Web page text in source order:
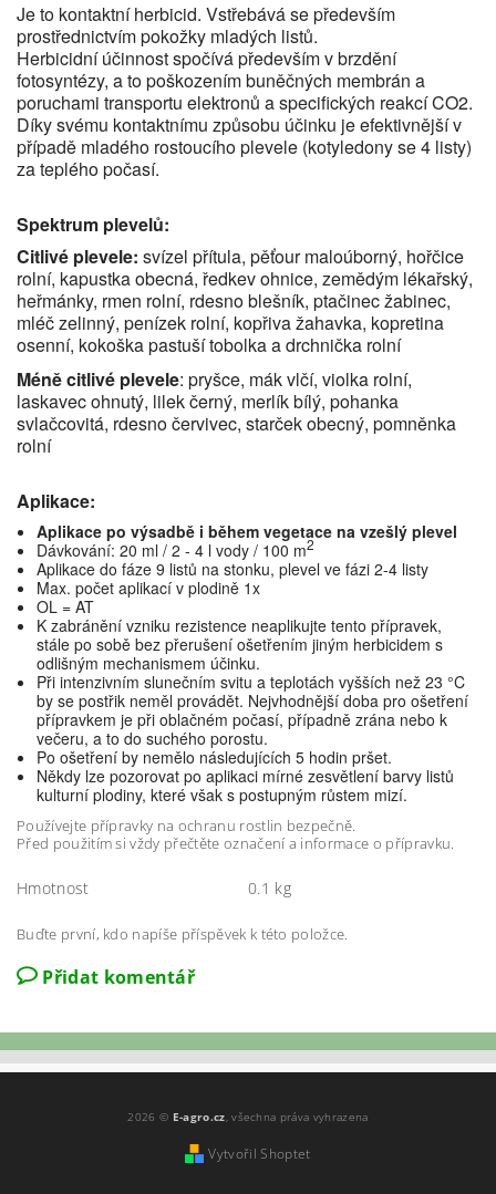
Je to kontaktní herbicid. Vstřebává se především
prostřednictvím pokožky mladých listů.
Herbicidní účinnost spočívá především v brzdění
fotosyntézy, a to poškozením buněčných membrán a
poruchami transportu elektronů a specifických reakcí CO2.
Díky svému kontaktnímu způsobu účinku je efektivnější v
případě mladého rostoucího plevele (kotyledony se 4 listy)
za teplého počasí.
Spektrum plevelů:
Citlivé plevele: svízel přítula, pěťour maloúborný, hořčice
rolní, kapustka obecná, ředkev ohnice, zemědým lékařský,
heřmánky, rmen rolní, rdesno blešník, ptačinec žabinec,
mléč zelinný, penízek rolní, kopřiva žahavka, kopretina
osenní, kokoška pastuší tobolka a drchnička rolní
Méně citlivé plevele: pryšce, mák vlčí, violka rolní,
laskavec ohnutý, lilek černý, merlík bílý, pohanka
svlačcovitá, rdesno červivec, starček obecný, pomněnka
rolní
Aplikace:
Aplikace po výsadbě i během vegetace na vzešlý plevel
Dávkování: 20 ml / 2 - 4 l vody / 100 m2
Aplikace do fáze 9 listů na stonku, plevel ve fázi 2-4 listy
Max. počet aplikací v plodině 1x
OL = AT
K zabránění vzniku rezistence neaplikujte tento přípravek,
stále po sobě bez přerušení ošetřením jiným herbicidem s
odlišným mechanismem účinku.
Při intenzivním slunečním svitu a teplotách vyšších než 23 °C
by se postřik neměl provádět. Nejvhodnější doba pro ošetření
přípravkem je při oblačném počasí, případně zrána nebo k
večeru, a to do suchého porostu.
Po ošetření by nemělo následujících 5 hodin pršet.
Někdy lze pozorovat po aplikaci mírné zesvětlení barvy listů
kulturní plodiny, které však s postupným růstem mizí.
Používejte přípravky na ochranu rostlin bezpečně.
Před použitím si vždy přečtěte označení a informace o přípravku.
Hmotnost 0.1 kg
Buďte první, kdo napíše příspěvek k této položce.
Přidat komentář
2026 © E-agro.cz, všechna práva vyhrazena
Vytvořil Shoptet